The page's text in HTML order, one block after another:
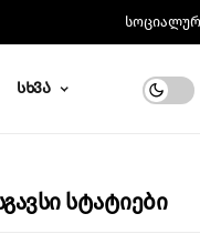
Სხვა
Სტატიები